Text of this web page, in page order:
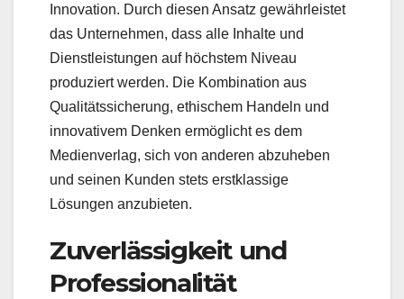
Innovation. Durch diesen Ansatz gewährleistet
das Unternehmen, dass alle Inhalte und
Dienstleistungen auf höchstem Niveau
produziert werden. Die Kombination aus
Qualitätssicherung, ethischem Handeln und
innovativem Denken ermöglicht es dem
Medienverlag, sich von anderen abzuheben
und seinen Kunden stets erstklassige
Lösungen anzubieten.
Zuverlässigkeit und
Professionalität